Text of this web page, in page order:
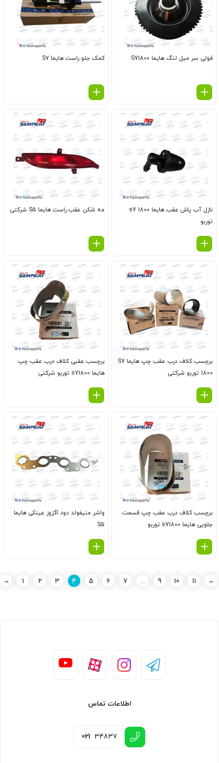
فولی سر میل لنگ هایما S71800 کمک جلو راست هایما S7
نازل آب پاش عقب هایما s7 1800
توربو
مه شکن عقب راست هایما S5 شرکتی
برچسب کلاف درب عقب چپ هایما S7
1800 توربو شرکتی
برچسب عقبی کلاف درب عقب چپ
هایما s71800 توربو شرکتی
برچسب کلاف درب عقب چپ قسمت
جلویی هایما s71800 توربو
واشر منیفولد دود اگزوز عینکی هایما
S5
→ 1 2 3 4 5 6 7 … 9 10 11 ←
اطلاعات تماس
021 34837